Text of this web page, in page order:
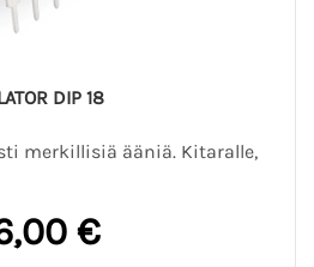
DIP 18
merkillisiä ääniä. Kitaralle,
€